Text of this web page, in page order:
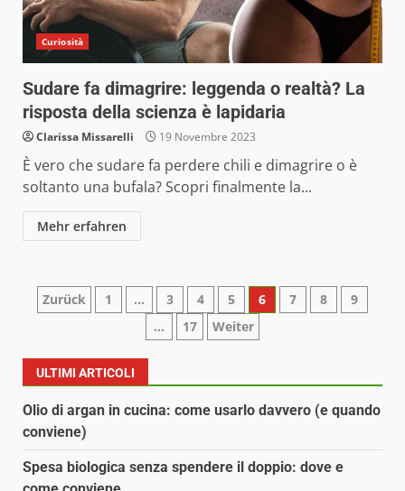
Curiosità
Sudare fa dimagrire: leggenda o realtà? La
risposta della scienza è lapidaria
Clarissa Missarelli 19 Novembre 2023
È vero che sudare fa perdere chili e dimagrire o è
soltanto una bufala? Scopri finalmente la...
Mehr erfahren
Paginazione
articoli
Zurück 1 … 3 4 5 6 7 8
9
…
17 Weiter
ULTIMI ARTICOLI
Olio di argan in cucina: come usarlo davvero (e quando
conviene)
Spesa biologica senza spendere il doppio: dove e